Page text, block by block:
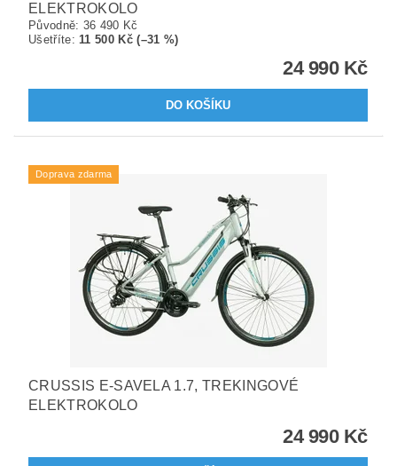
ELEKTROKOLO
Původně: 36 490 Kč
Ušetříte:11 500 Kč (–31 %)
24 990 Kč
Doprava zdarma
CRUSSIS E-SAVELA 1.7, TREKINGOVÉ
ELEKTROKOLO
24 990 Kč